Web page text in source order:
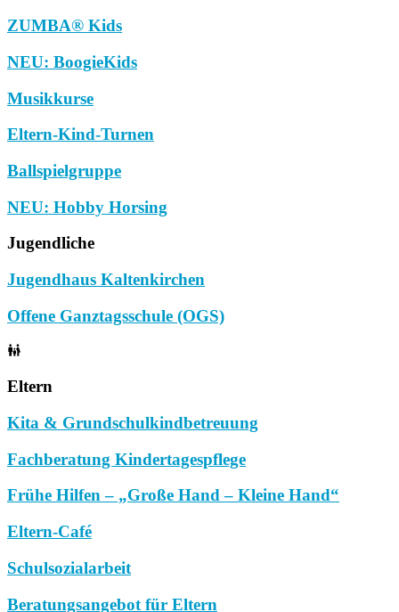
ZUMBA® Kids
NEU: BoogieKids
Musikkurse
Eltern-Kind-Turnen
Ballspielgruppe
NEU: Hobby Horsing
Jugendliche
Jugendhaus Kaltenkirchen
Offene Ganztagsschule (OGS)
Eltern
Kita & Grundschulkindbetreuung
Fachberatung Kindertagespflege
Frühe Hilfen – „Große Hand – Kleine Hand“
Eltern-Café
Schulsozialarbeit
Beratungsangebot für Eltern